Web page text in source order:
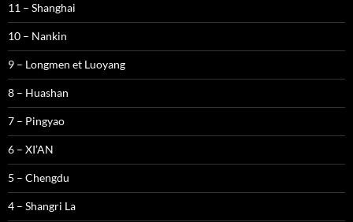
11 – Shanghai
10 – Nankin
9 – Longmen et Luoyang
8 – Huashan
7 – Pingyao
6 – XI’AN
5 – Chengdu
4 – Shangri La